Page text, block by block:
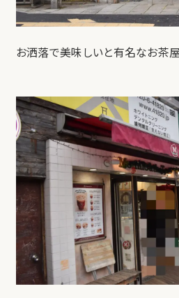
お洒落で美味しいと有名なお茶屋